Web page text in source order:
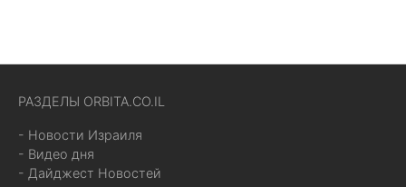
РАЗДЕЛЫ ORBITA.CO.IL
- Новости Израиля
- Видео дня
- Дайджест Новостей